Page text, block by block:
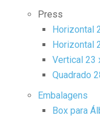
Press
Horizontal
Horizontal
Vertical 23
Quadrado
Embalagens
Box para